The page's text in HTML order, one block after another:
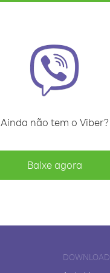
Ainda não tem o Viber?
Baixe agora
DOWNLOAD